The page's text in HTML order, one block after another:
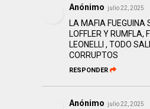
Anónimo julio 22, 2025
LA MAFIA FUEGUINA
LOFFLER Y RUMFLA,
LEONELLI , TODO
CORRUPTOS
RESPONDER
Anónimo julio 22, 2025